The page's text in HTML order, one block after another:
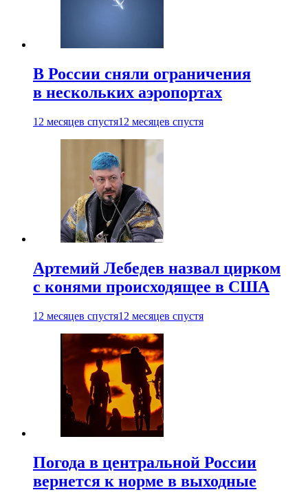
В России сняли ограничения
в нескольких аэропортах
12 месяцев спустя12 месяцев спустя
Артемий Лебедев назвал цирком
с конями происходящее в США
12 месяцев спустя12 месяцев спустя
Погода в центральной России
вернется к норме в выходные